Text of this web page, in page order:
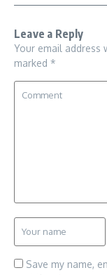
Leave a Reply
Your email address
marked *
Save my name,